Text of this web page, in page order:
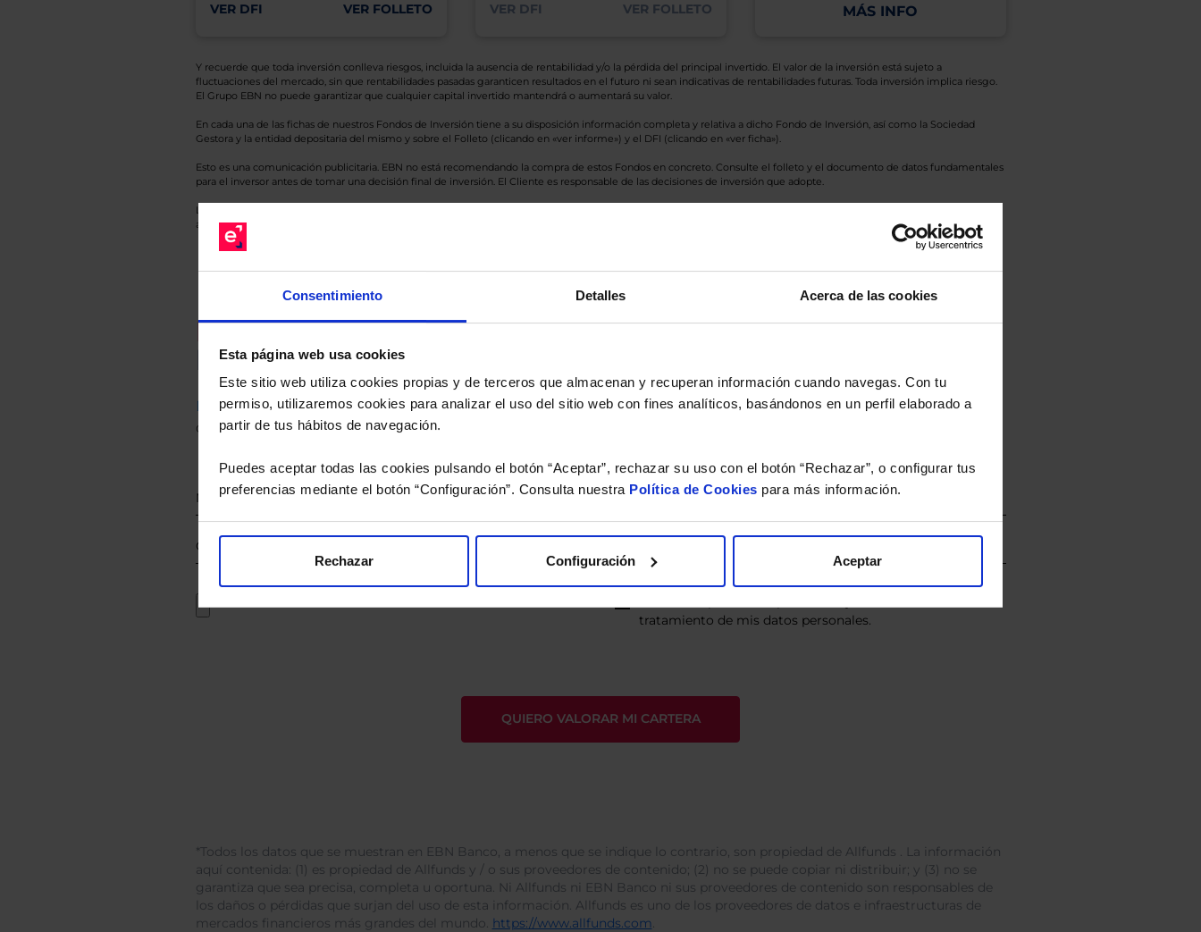
Consentimiento Detalles Acerca de las cookies
Esta página web usa cookies
Este sitio web utiliza cookies propias y de terceros que almacenan y recuperan información cuando navegas. Con tu
permiso, utilizaremos cookies para analizar el uso del sitio web con fines analíticos, basándonos en un perfil elaborado a
partir de tus hábitos de navegación.
Puedes aceptar todas las cookies pulsando el botón “Aceptar”, rechazar su uso con el botón “Rechazar”, o configurar tus
preferencias mediante el botón “Configuración”. Consulta nuestra Política de Cookies para más información.
Rechazar Configuración Aceptar
VER DFI VER FOLLETO VER DFI VER FOLLETO MÁS INFO
Y recuerde que toda inversión conlleva riesgos, incluida la ausencia de rentabilidad y/o la pérdida del principal invertido. El valor de la inversión está sujeto a
fluctuaciones del mercado, sin que rentabilidades pasadas garanticen resultados en el futuro ni sean indicativas de rentabilidades futuras. Toda inversión implica riesgo.
El Grupo EBN no puede garantizar que cualquier capital invertido mantendrá o aumentará su valor.
En cada una de las fichas de nuestros Fondos de Inversión tiene a su disposición información completa y relativa a dicho Fondo de Inversión, así como la Sociedad
Gestora y la entidad depositaria del mismo y sobre el Folleto (clicando en «ver informe») y el DFI (clicando en «ver ficha»).
Esto es una comunicación publicitaria. EBN no está recomendando la compra de estos Fondos en concreto. Consulte el folleto y el documento de datos fundamentales
para el inversor antes de tomar una decisión final de inversión. El Cliente es responsable de las decisiones de inversión que adopte.
Los datos de rentabilidad mostrados hacen referencia a los Valores Liquidativos del Fondo al cierre de la última sesión, y se calculan de Valor Liquidativo de la sesión
anterior a Valor Liquidativo actual con reinversión de dividendos si el fondo es de reparto. Todas las rentabilidades mostradas están en la divisa Euro.
Recomendado.
Le hacemos un estudio gratuito de su cartera.
Descárguese el archivoe indíquenos los ISINs de sus Fondos y nuestros expertos le enviarán un estudio gratuito
de sus alternativas de Clases Limpias con las que podrá ahorrar en sus costes.
tratamiento de mis datos personales.
*Todos los datos que se muestran en EBN Banco, a menos que se indique lo contrario, son propiedad de Allfunds . La información
aquí contenida: (1) es propiedad de Allfunds y / o sus proveedores de contenido; (2) no se puede copiar ni distribuir; y (3) no se
garantiza que sea precisa, completa u oportuna. Ni Allfunds ni EBN Banco ni sus proveedores de contenido son responsables de
los daños o pérdidas que surjan del uso de esta información. Allfunds es uno de los proveedores de datos e infraestructuras de
mercados financieros más grandes del mundo. https://www.allfunds.com.